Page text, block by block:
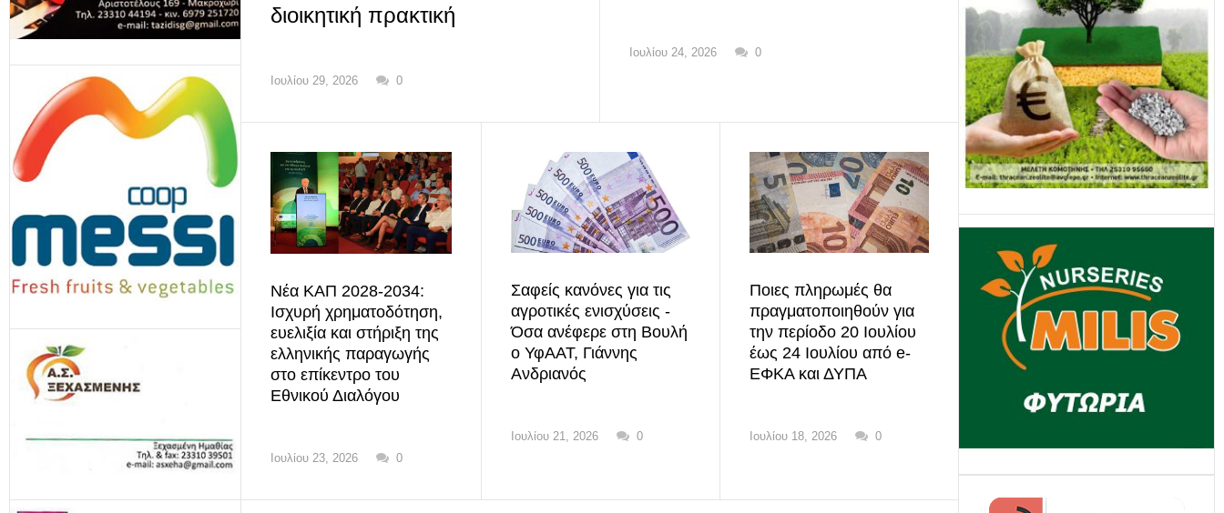
διοικητική πρακτική
Ιουλίου 29, 2026 0
Ιουλίου 24, 2026 0
Νέα ΚΑΠ 2028-2034:
Ισχυρή χρηματοδότηση,
ευελιξία και στήριξη της
ελληνικής παραγωγής
στο επίκεντρο του
Εθνικού Διαλόγου
Ιουλίου 23, 2026 0
Σαφείς κανόνες για τις
αγροτικές ενισχύσεις -
Όσα ανέφερε στη Βουλή
ο ΥφΑΑΤ, Γιάννης
Ανδριανός
Ιουλίου 21, 2026 0
Ποιες πληρωμές θα
πραγματοποιηθούν για
την περίοδο 20 Ιουλίου
έως 24 Ιουλίου από e-
ΕΦΚΑ και ΔΥΠΑ
Ιουλίου 18, 2026 0